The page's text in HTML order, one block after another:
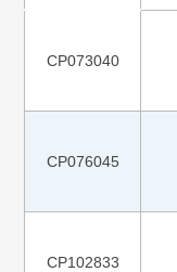
CP073040
CP076045
CP102833